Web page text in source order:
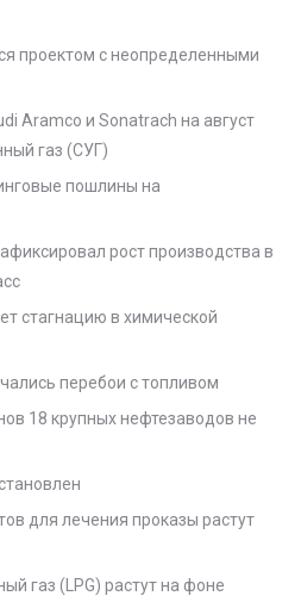
проектом с неопределенными
Aramco и Sonatrach на август
газ (СУГ)
пошлины на
рост производства в
стагнацию в химической
перебои с топливом
18 крупных нефтезаводов не
для лечения проказы растут
газ (LPG) растут на фоне